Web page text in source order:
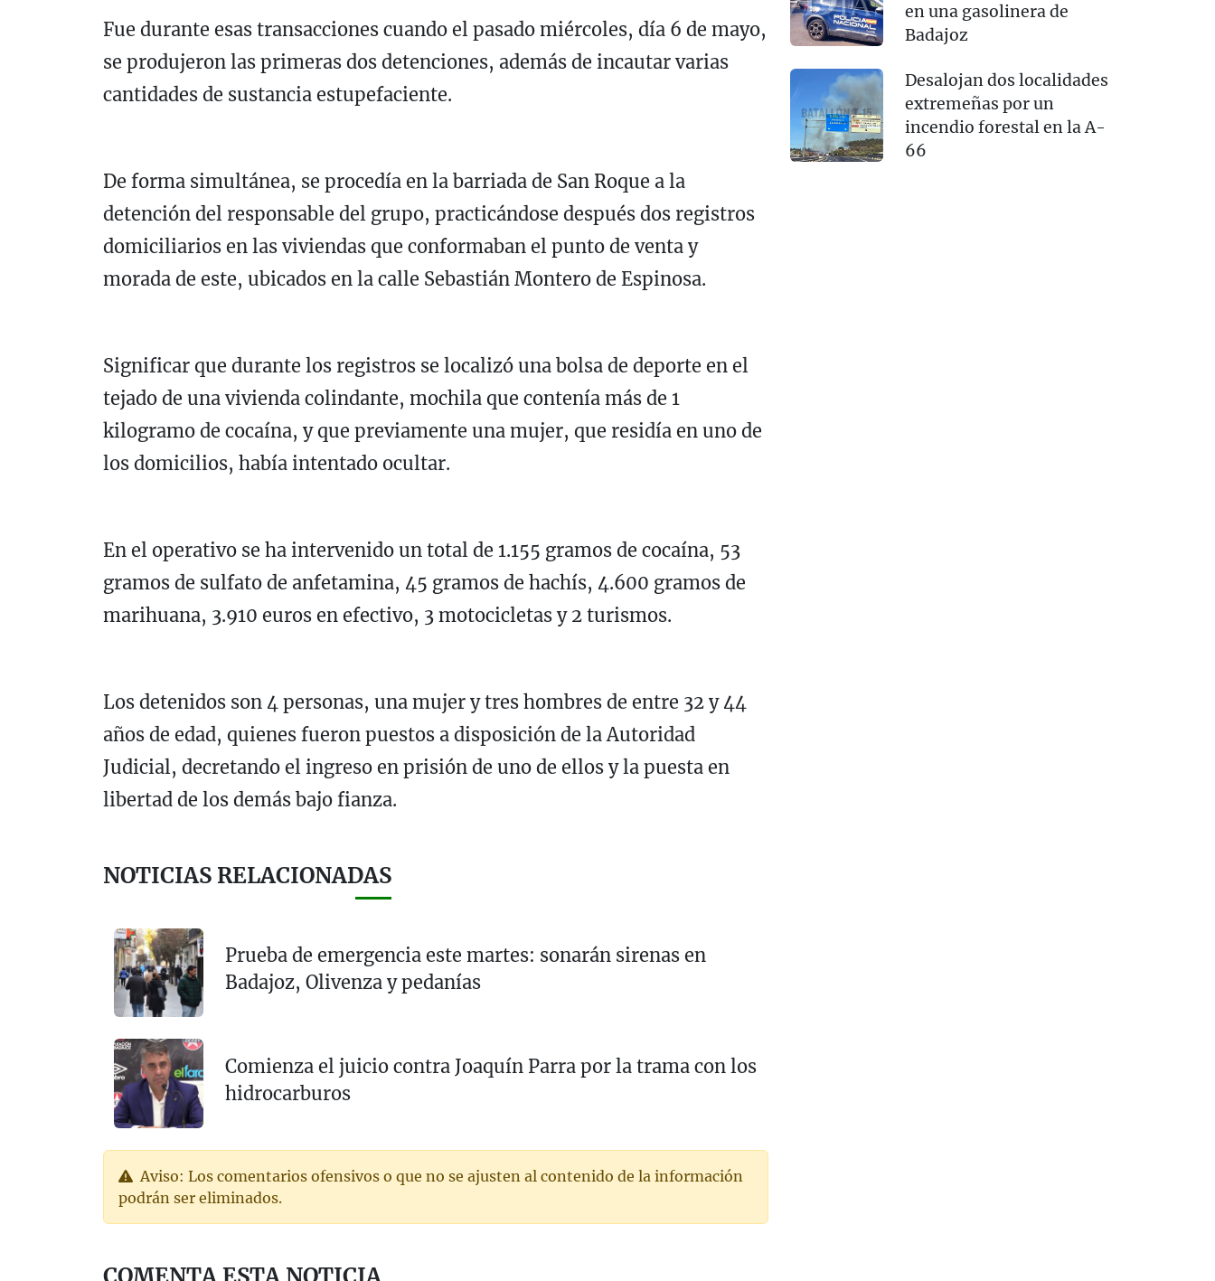
Fue durante esas transacciones cuando el pasado miércoles, día 6 de mayo,
se produjeron las primeras dos detenciones, además de incautar varias
cantidades de sustancia estupefaciente.
De forma simultánea, se procedía en la barriada de San Roque a la
detención del responsable del grupo, practicándose después dos registros
domiciliarios en las viviendas que conformaban el punto de venta y
morada de este, ubicados en la calle Sebastián Montero de Espinosa.
Significar que durante los registros se localizó una bolsa de deporte en el
tejado de una vivienda colindante, mochila que contenía más de 1
kilogramo de cocaína, y que previamente una mujer, que residía en uno de
los domicilios, había intentado ocultar.
En el operativo se ha intervenido un total de 1.155 gramos de cocaína, 53
gramos de sulfato de anfetamina, 45 gramos de hachís, 4.600 gramos de
marihuana, 3.910 euros en efectivo, 3 motocicletas y 2 turismos.
Los detenidos son 4 personas, una mujer y tres hombres de entre 32 y 44
años de edad, quienes fueron puestos a disposición de la Autoridad
Judicial, decretando el ingreso en prisión de uno de ellos y la puesta en
libertad de los demás bajo fianza.
NOTICIAS RELACIONADAS
Prueba de emergencia este martes: sonarán sirenas en
Badajoz, Olivenza y pedanías
Comienza el juicio contra Joaquín Parra por la trama con los
hidrocarburos
Aviso: Los comentarios ofensivos o que no se ajusten al contenido de la información
podrán ser eliminados.
en una gasolinera de
Badajoz
Desalojan dos localidades
extremeñas por un
incendio forestal en la A-
66